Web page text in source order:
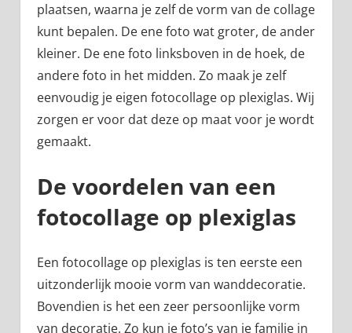
plaatsen, waarna je zelf de vorm van de collage
kunt bepalen. De ene foto wat groter, de ander
kleiner. De ene foto linksboven in de hoek, de
andere foto in het midden. Zo maak je zelf
eenvoudig je eigen fotocollage op plexiglas. Wij
zorgen er voor dat deze op maat voor je wordt
gemaakt.
De voordelen van een
fotocollage op plexiglas
Een fotocollage op plexiglas is ten eerste een
uitzonderlijk mooie vorm van wanddecoratie.
Bovendien is het een zeer persoonlijke vorm
van decoratie. Zo kun je foto’s van je familie in